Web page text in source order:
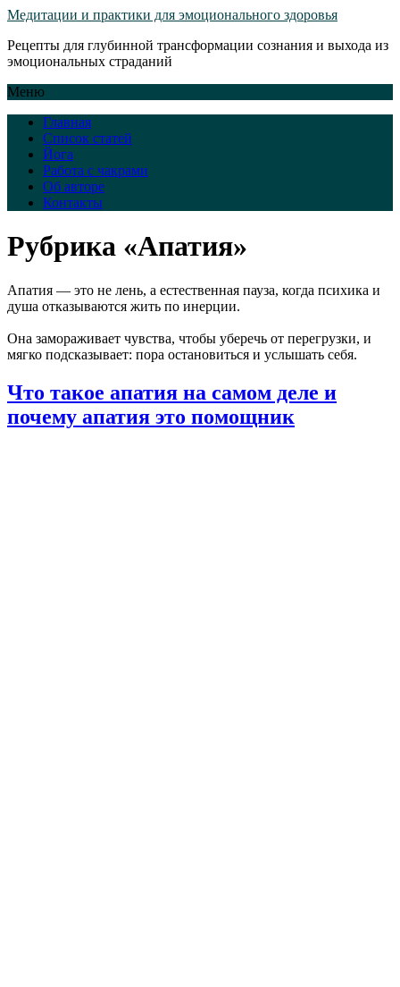
Медитации и практики для эмоционального здоровья
Рецепты для глубинной трансформации сознания и выхода из
эмоциональных страданий
Меню
Главная
Список статей
Йога
Работа с чакрами
Об авторе
Контакты
Рубрика «Апатия»
Апатия — это не лень, а естественная пауза, когда психика и
душа отказываются жить по инерции.
Она замораживает чувства, чтобы уберечь от перегрузки, и
мягко подсказывает: пора остановиться и услышать себя.
Что такое апатия на самом деле и
почему апатия это помощник